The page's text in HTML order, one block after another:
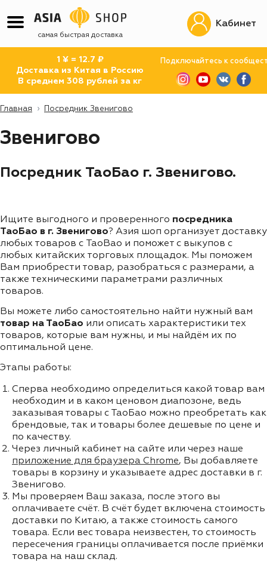
самая быстрая доставка
1 ¥ = 12.7 ₽
Доставка из Китая в Россию
В среднем 308 рублей за кг
Подключайтесь к
Кабинет
Главная Посредник Звенигово
Звенигово
Посредник ТаоБао г. Звенигово.
Ищите выгодного и проверенного посредника
ТаоБао в г. Звенигово? Азия шоп организует доставку
любых товаров с TaoBao и поможет с выкупов с
любых китайских торговых площадок. Мы поможем
Вам приобрести товар, разобраться с размерами, а
также техническими параметрами различных
товаров.
Вы можете либо самостоятельно найти нужный вам
товар на ТаоБао или описать характеристики тех
товаров, которые вам нужны, и мы найдём их по
оптимальной цене.
Этапы работы:
Сперва необходимо определиться какой товар вам
необходим и в каком ценовом диапозоне, ведь
заказывая товары с ТаоБао можно преобретать как
брендовые, так и товары более дешевые по цене и
по качеству.
Через личный кабинет на сайте или через наше
приложение для браузера Chrome, Вы добавляете
товары в корзину и указываете адрес доставки в г.
Звенигово.
Мы проверяем Ваш заказа, после этого вы
оплачиваете счёт. В счёт будет включена стоимость
доставки по Китаю, а также стоимость самого
товара. Если вес товара неизвестен, то стоимость
пересечения границы оплачивается после приёмки
товара на наш склад.